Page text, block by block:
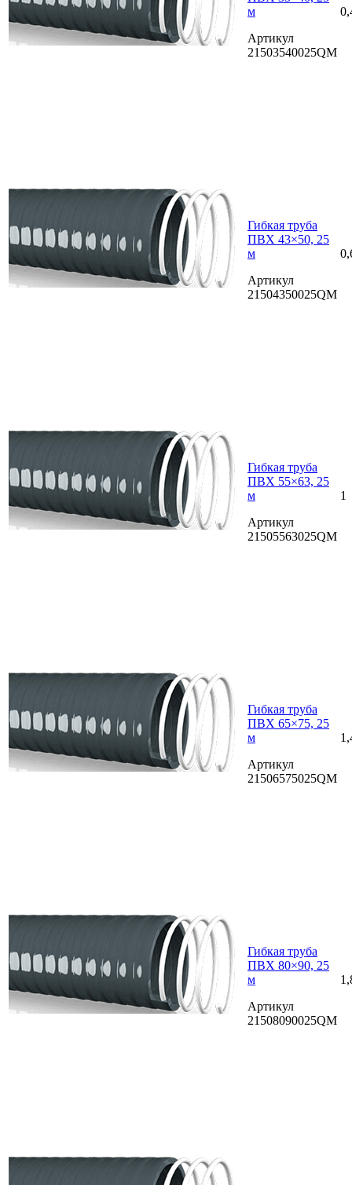
м
Артикул
21503540025QM
Гибкая труба
ПВХ 43×50, 25
м
Артикул
21504350025QM
Гибкая труба
ПВХ 55×63, 25
м
Артикул
21505563025QM
1
Гибкая труба
ПВХ 65×75, 25
м
Артикул
21506575025QM
Гибкая труба
ПВХ 80×90, 25
м
Артикул
21508090025QM